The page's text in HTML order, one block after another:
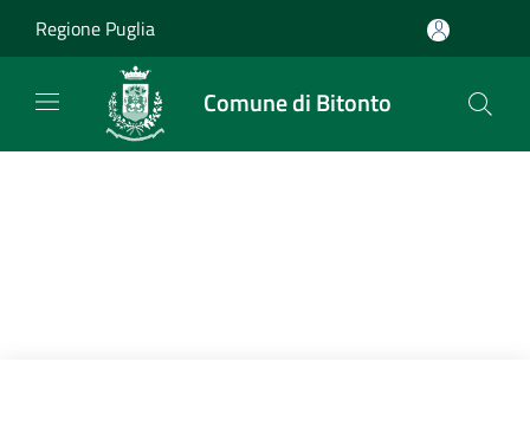
Regione Puglia
Comune di Bitonto